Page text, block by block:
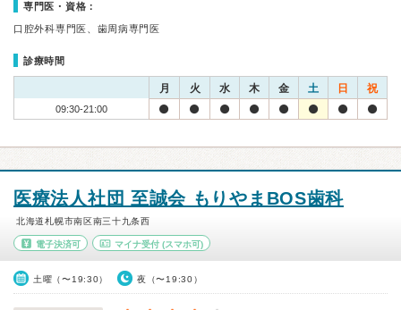
専門医・資格：
口腔外科専門医、歯周病専門医
診療時間
月 火 水 木 金 土 日 祝
09:30-21:00
医療法人社団 至誠会 もりやまBOS歯科
北海道札幌市南区南三十九条西
電子決済可 マイナ受付(スマホ可)
土曜（〜19:30） 夜（〜19:30）